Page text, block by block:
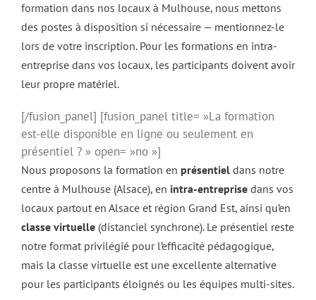
formation dans nos locaux à Mulhouse, nous mettons
des postes à disposition si nécessaire — mentionnez-le
lors de votre inscription. Pour les formations en intra-
entreprise dans vos locaux, les participants doivent avoir
leur propre matériel.
[/fusion_panel] [fusion_panel title= »La formation
est-elle disponible en ligne ou seulement en
présentiel ? » open= »no »]
Nous proposons la formation en présentieldans notre
centre à Mulhouse (Alsace), en intra-entreprisedans vos
locaux partout en Alsace et région Grand Est, ainsi qu’en
classe virtuelle(distanciel synchrone). Le présentiel reste
notre format privilégié pour l’efficacité pédagogique,
mais la classe virtuelle est une excellente alternative
pour les participants éloignés ou les équipes multi-sites.